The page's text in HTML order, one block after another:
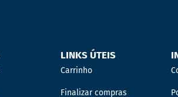
LINKS ÚTEIS
Carrinho
Finalizar compras